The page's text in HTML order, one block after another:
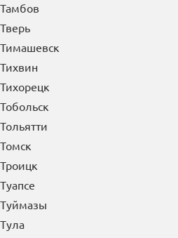
Тамбов
Тверь
Тимашевск
Тихвин
Тихорецк
Тобольск
Тольятти
Томск
Троицк
Туапсе
Туймазы
Тула